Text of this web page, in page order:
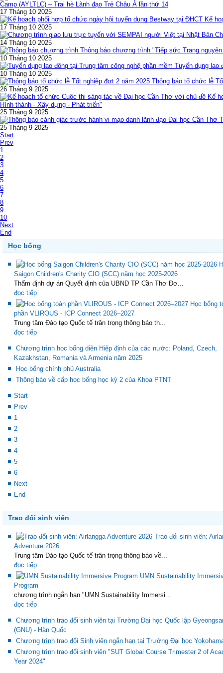
Camp (AYLTLC) – Trại hè Lãnh đạo Trẻ Châu Á lần thứ 14
17 Tháng 10 2025
Kế
17 Tháng 10 2025
14 Tháng 10 2025
Thông báo chương trình "Tiếp sức Trạng
10 Tháng 10 2025
Tuyển dụng lao
10 Tháng 10 2025
Thông báo tổ chức lễ
26 Tháng 9 2025
Kế
Hình thành - Xây dựng - Phát triển"
25 Tháng 9 2025
25 Tháng 9 2025
Start
Prev
1
2
3
4
5
6
7
8
9
10
Next
End
Học bổng
Saigon Children's Charity CIO (SCC) năm học 2025-2026
Thẩm định dự án Quyết định của UBND TP Cần Thơ Đơ...
đọc tiếp
Học bổng
phần VLIROUS - ICP Connect 2026–2027
Trung tâm Đào tạo Quốc tế trân trọng thông báo th...
đọc tiếp
Chương trình học bổng diện Hiệp định của các nước: Poland, Czech,
Kazakhstan, Romania và Armenia năm 2025
Học bổng chính phủ Australia
Thông báo về cấp học bổng học kỳ 2 của Khoa PTNT
Start
Prev
1
2
3
4
5
6
Next
End
Trao đổi sinh viên
Trao đổi sinh viên:
Adventure 2026
Trung tâm Đào tạo Quốc tế trân trọng thông báo về...
đọc tiếp
UMN Sustainability
Program
chương trình ngắn hạn "UMN Sustainability Immersi...
đọc tiếp
Chương trình trao đổi sinh viên tại Trường Đại học Quốc lập
(GNU) - Hàn Quốc
Chương trình trao đổi Sinh viên ngắn hạn tại Trường Đại học
Chương trình trao đổi sinh viên "SUT Global Course Trimester 2 of
Year 2024"